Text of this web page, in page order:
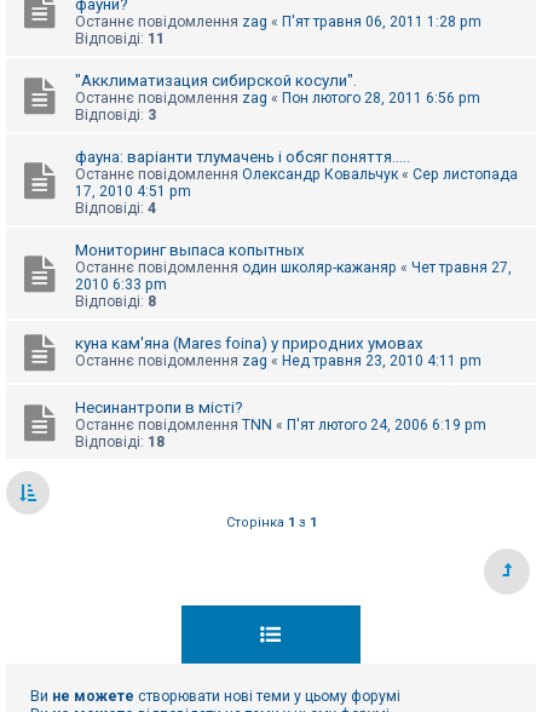
м
П
у
о
а
фауни?
Останнє повідомлення zag « П'ят травня 06, 2011 1:28 pm
Відповіді: 11
"Акклиматизация сибирской косули".
Останнє повідомлення zag « Пон лютого 28, 2011 6:56 pm
Відповіді: 3
фауна: варіанти тлумачень і обсяг поняття.....
Останнє повідомлення Олександр Ковальчук « Сер листопада
17, 2010 4:51 pm
Відповіді: 4
Мониторинг выпаса копытных
Останнє повідомлення один школяр-кажаняр « Чет травня 27,
2010 6:33 pm
Відповіді: 8
куна кам'яна (Mares foina) у природних умовах
Останнє повідомлення zag « Нед травня 23, 2010 4:11 pm
Несинантропи в місті?
Останнє повідомлення TNN « П'ят лютого 24, 2006 6:19 pm
Відповіді: 18
Сторінка 1 з 1
Ви не можете створювати нові теми у цьому форумі